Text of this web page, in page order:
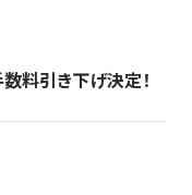
料引き下げ決定！